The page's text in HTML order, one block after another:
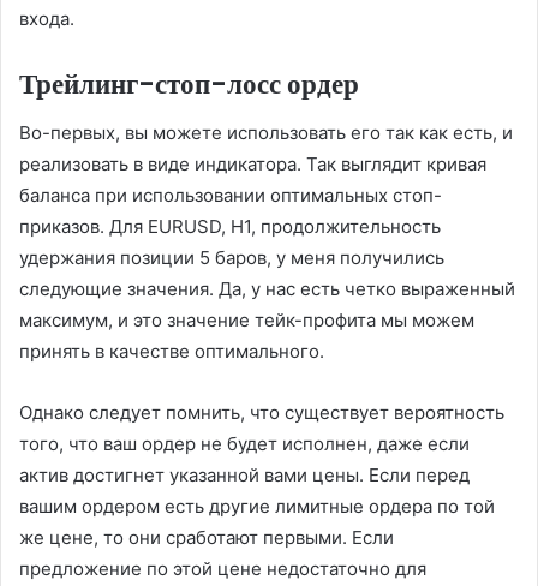
входа.
Трейлинг-стоп-лосс ордер
Во-первых, вы можете использовать его так как есть, и
реализовать в виде индикатора. Так выглядит кривая
баланса при использовании оптимальных стоп-
приказов. Для EURUSD, H1, продолжительность
удержания позиции 5 баров, у меня получились
следующие значения. Да, у нас есть четко выраженный
максимум, и это значение тейк-профита мы можем
принять в качестве оптимального.
Однако следует помнить, что существует вероятность
того, что ваш ордер не будет исполнен, даже если
актив достигнет указанной вами цены. Если перед
вашим ордером есть другие лимитные ордера по той
же цене, то они сработают первыми. Если
предложение по этой цене недостаточно для